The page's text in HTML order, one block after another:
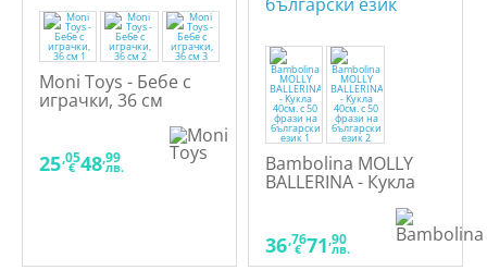
Moni Toys - Бебе с
играчки, 36 см
25,05
€ 48,99
лв. Bambolina MOLLY
BALLERINA - Кукла
40см. с 50 фрази на
български език
36,76
€ 71,90
лв.